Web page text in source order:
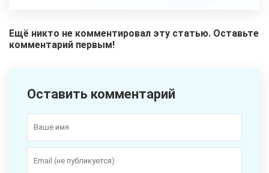
Ещё никто не комментировал эту статью. Оставьте
комментарий первым!
Оставить комментарий